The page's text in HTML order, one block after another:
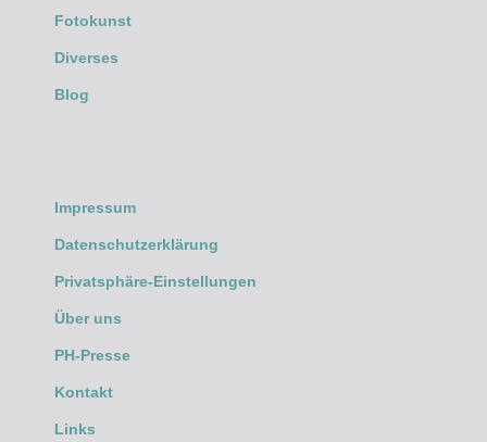
Fotokunst
Diverses
Blog
Impressum
Datenschutzerklärung
Privatsphäre-Einstellungen
Über uns
PH-Presse
Kontakt
Links